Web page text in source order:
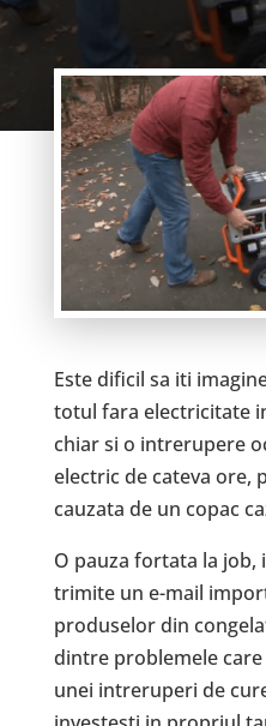
Este dificil sa iti
totul fara electricitate
chiar si o intrerupere
electric de cateva ore,
cauzata de un copac
O pauza fortata la job,
trimite un e-mail
produselor din
dintre problemele
unei intreruperi de